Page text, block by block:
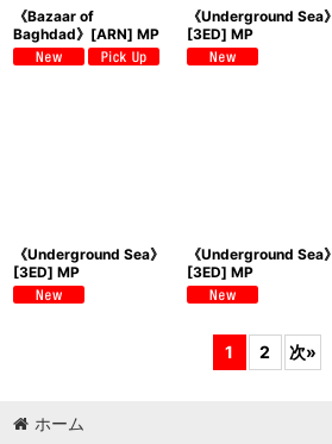
《Bazaar of
Baghdad》[ARN] MP
《Underground Sea》
[3ED] MP
《Underground Sea》
[3ED] MP
《Underground Sea》
[3ED] MP
1 2 次»
ホーム